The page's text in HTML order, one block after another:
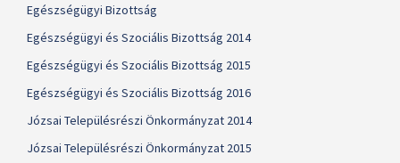
Egészségügyi Bizottság
Egészségügyi és Szociális Bizottság 2014
Egészségügyi és Szociális Bizottság 2015
Egészségügyi és Szociális Bizottság 2016
Józsai Településrészi Önkormányzat 2014
Józsai Településrészi Önkormányzat 2015